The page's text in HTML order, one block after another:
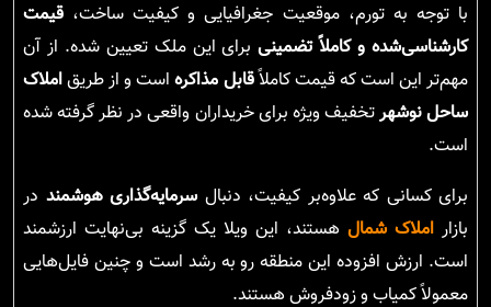
با توجه به تورم، موقعیت جغرافیایی و کیفیت ساخت، قیمت
کارشناسی‌شده و کاملاً تضمینیبرای این ملک تعیین شده. از آن
مهم‌تر این است که قیمت کاملاًقابل مذاکرهاست و از طریقاملاک
ساحل نوشهرتخفیف ویژه برای خریداران واقعی در نظر گرفته شده
است.
برای کسانی که علاوه‌بر کیفیت، دنبالسرمایه‌گذاری هوشمند در
بازار املاک شمال هستند، این ویلا یک گزینه بی‌نهایت ارزشمند
است. ارزش افزوده این منطقه رو به رشد است و چنین فایل‌هایی
معمولاً کمیاب و زودفروش هستند.